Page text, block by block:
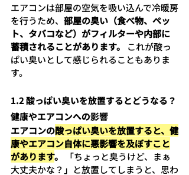
エアコンは部屋の空気を吸い込んで冷暖房
を行うため、 部屋の臭い（食べ物、ペッ
ト、タバコなど）がフィルターや内部に
蓄積されることがあります。
これが酸っ
ぱい臭いとして感じられることもありま
す。
1.2 酸っぱい臭いを放置するとどうなる？
健康やエアコンへの影響
エアコンの酸っぱい臭いを放置すると、健
康やエアコン自体に悪影響を及ぼすこと
があります。
「ちょっと臭うけど、まぁ
大丈夫かな？」と放置してしまうと、思わ